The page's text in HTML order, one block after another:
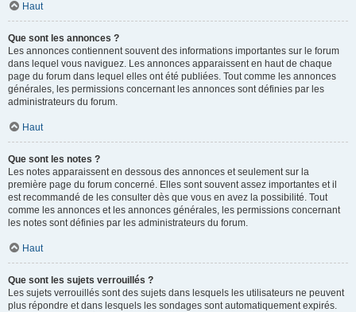
Haut
Que sont les annonces ?
Les annonces contiennent souvent des informations importantes sur le forum
dans lequel vous naviguez. Les annonces apparaissent en haut de chaque
page du forum dans lequel elles ont été publiées. Tout comme les annonces
générales, les permissions concernant les annonces sont définies par les
administrateurs du forum.
Haut
Que sont les notes ?
Les notes apparaissent en dessous des annonces et seulement sur la
première page du forum concerné. Elles sont souvent assez importantes et il
est recommandé de les consulter dès que vous en avez la possibilité. Tout
comme les annonces et les annonces générales, les permissions concernant
les notes sont définies par les administrateurs du forum.
Haut
Que sont les sujets verrouillés ?
Les sujets verrouillés sont des sujets dans lesquels les utilisateurs ne peuvent
plus répondre et dans lesquels les sondages sont automatiquement expirés.